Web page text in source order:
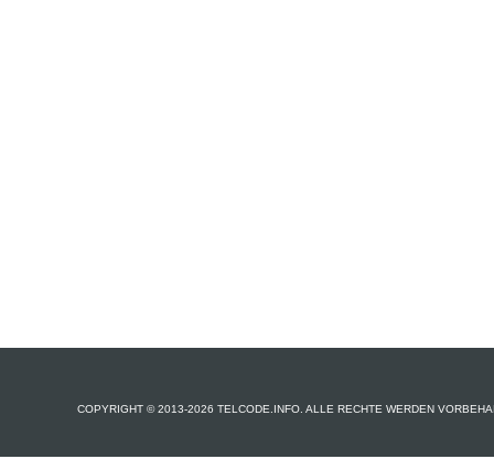
COPYRIGHT © 2013-2026 TELCODE.INFO. ALLE RECHTE WERDEN